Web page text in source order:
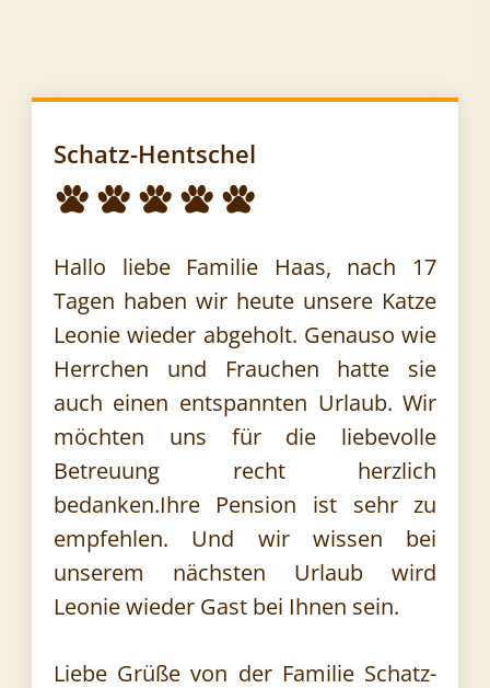
Schatz-Hentschel
Hallo liebe Familie Haas, nach 17
Tagen haben wir heute unsere Katze
Leonie wieder abgeholt. Genauso wie
Herrchen und Frauchen hatte sie
auch einen entspannten Urlaub. Wir
möchten uns für die liebevolle
Betreuung recht herzlich
bedanken.Ihre Pension ist sehr zu
empfehlen. Und wir wissen bei
unserem nächsten Urlaub wird
Leonie wieder Gast bei Ihnen sein.
Liebe Grüße von der Familie Schatz-